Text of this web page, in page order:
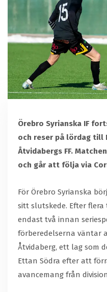
Örebro Syrianska IF
och reser på lördag till
Åtvidabergs FF.
och går att följa via
För Örebro Syrianska
sitt slutskede. Efter
endast två innan
förberedelserna väntar
Åtvidaberg, ett lag som
Ettan Södra efter att
avancemang från